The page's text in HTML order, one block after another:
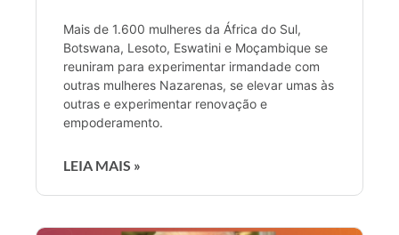
Mais de 1.600 mulheres da África do Sul,
Botswana, Lesoto, Eswatini e Moçambique se
reuniram para experimentar irmandade com
outras mulheres Nazarenas, se elevar umas às
outras e experimentar renovação e
empoderamento.
LEIA MAIS »